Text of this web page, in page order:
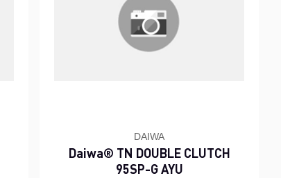
DAIWA
Daiwa® TN DOUBLE CLUTCH
95SP-G AYU